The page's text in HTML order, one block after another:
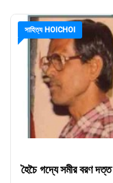
সাহিত্য HOICHOI
হৈচৈ গদ্যে সমীর বরণ দত্ত